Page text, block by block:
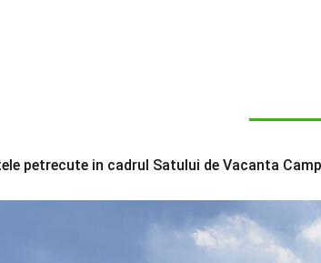
petrecute in cadrul Satului de Vacanta